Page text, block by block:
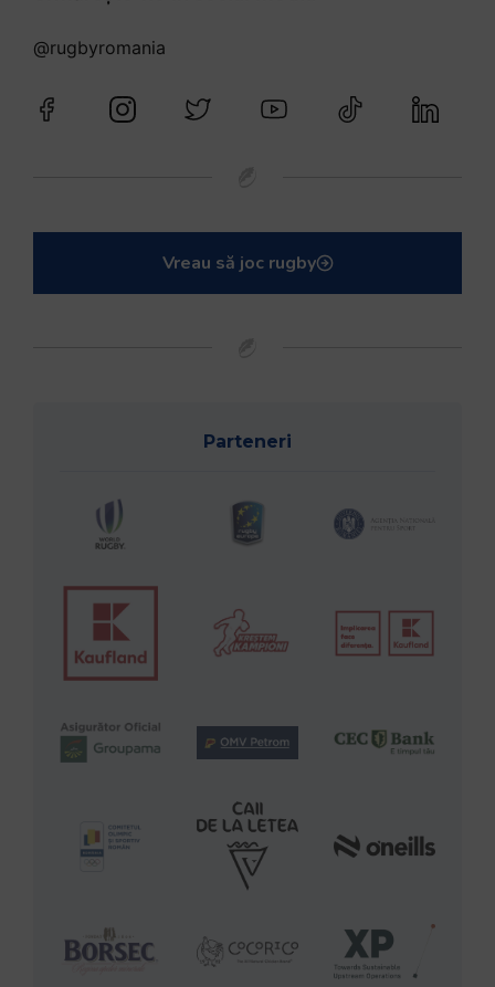
@rugbyromania
Vreau să joc rugby
Parteneri